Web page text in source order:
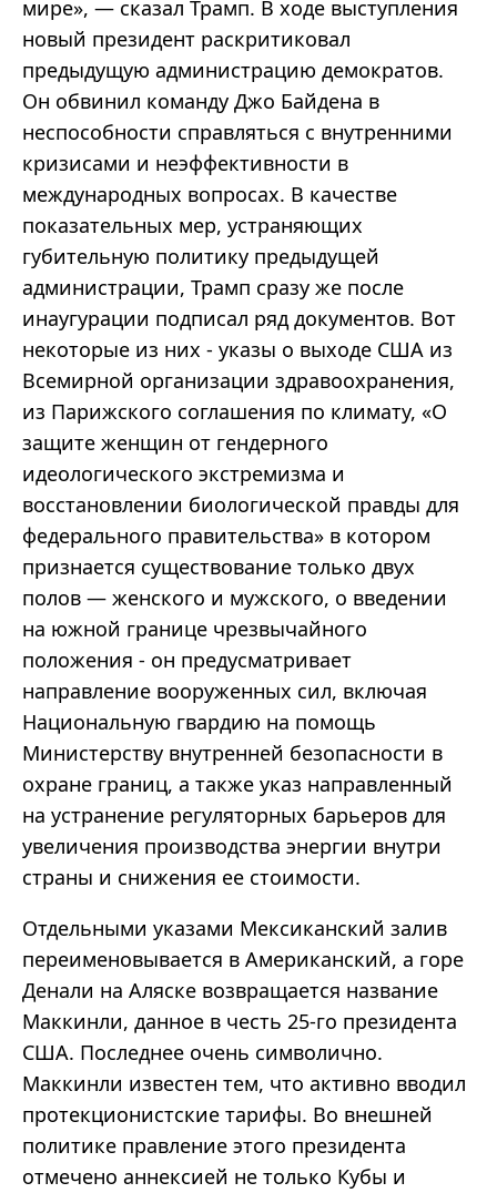
мире», — сказал Трамп. В ходе выступления
новый президент раскритиковал
предыдущую администрацию демократов.
Он обвинил команду Джо Байдена в
неспособности справляться с внутренними
кризисами и неэффективности в
международных вопросах. В качестве
показательных мер, устраняющих
губительную политику предыдущей
администрации, Трамп сразу же после
инаугурации подписал ряд документов. Вот
некоторые из них - указы о выходе США из
Всемирной организации здравоохранения,
из Парижского соглашения по климату, «О
защите женщин от гендерного
идеологического экстремизма и
восстановлении биологической правды для
федерального правительства» в котором
признается существование только двух
полов — женского и мужского, о введении
на южной границе чрезвычайного
положения - он предусматривает
направление вооруженных сил, включая
Национальную гвардию на помощь
Министерству внутренней безопасности в
охране границ, а также указ направленный
на устранение регуляторных барьеров для
увеличения производства энергии внутри
страны и снижения ее стоимости.
Отдельными указами Мексиканский залив
переименовывается в Американский, а горе
Денали на Аляске возвращается название
Маккинли, данное в честь 25-го президента
США. Последнее очень символично.
Маккинли известен тем, что активно вводил
протекционистские тарифы. Во внешней
политике правление этого президента
отмечено аннексией не только Кубы и